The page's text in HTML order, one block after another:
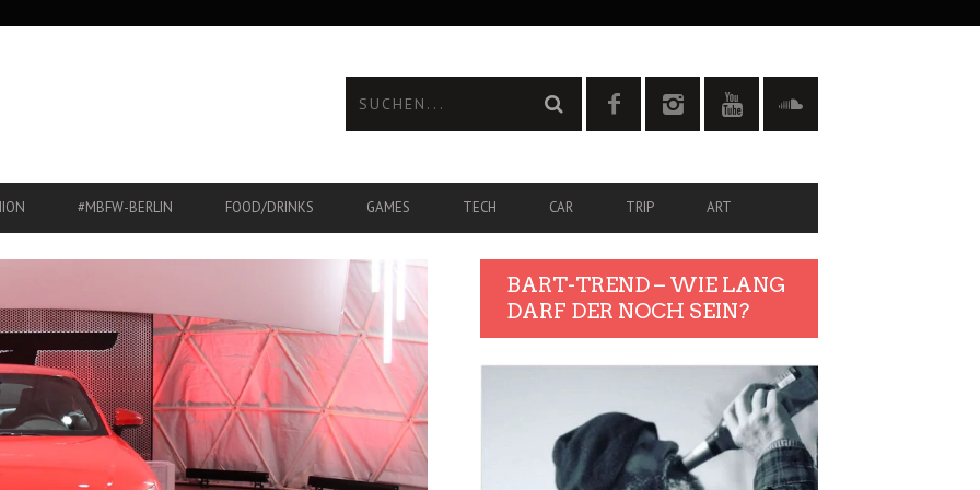
#MBFW-BERLIN FOOD/DRINKS GAMES TECH CAR TRIP ART
BART-TREND – WIE LANG
DARF DER NOCH SEIN?